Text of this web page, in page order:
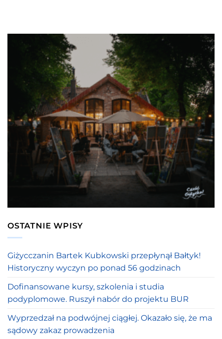
OSTATNIE WPISY
Giżycczanin Bartek Kubkowski przepłynął Bałtyk!
Historyczny wyczyn po ponad 56 godzinach
Dofinansowane kursy, szkolenia i studia
podyplomowe. Ruszył nabór do projektu BUR
Wyprzedzał na podwójnej ciągłej. Okazało się, że ma
sądowy zakaz prowadzenia